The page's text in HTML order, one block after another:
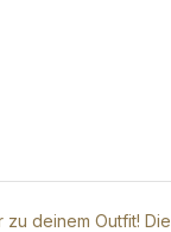
deinem Outfit! Die